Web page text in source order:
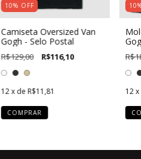
10% OFF
Camiseta Oversized Van
Gogh - Selo Postal
R$129,00 R$116,10
12x de R$11,81
COMPRAR
10
12